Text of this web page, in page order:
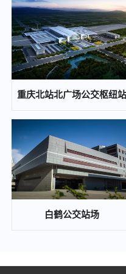
2024-10-12
2024-10-12
2024-10-12
歇马、木耳等公交站场
2024-10-08
2024-09-26
通邑保安培训基地食堂
2024-09-23
2024-09-23
重庆北站北广场公交枢纽站
白鹤公交站场